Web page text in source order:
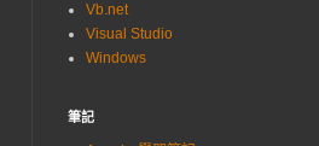
Vb.net
Visual Studio
Windows
筆記